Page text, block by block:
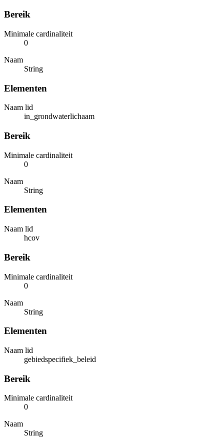
Bereik
Minimale cardinaliteit
0
Naam
String
Elementen
Naam lid
in_grondwaterlichaam
Bereik
Minimale cardinaliteit
0
Naam
String
Elementen
Naam lid
hcov
Bereik
Minimale cardinaliteit
0
Naam
String
Elementen
Naam lid
gebiedspecifiek_beleid
Bereik
Minimale cardinaliteit
0
Naam
String